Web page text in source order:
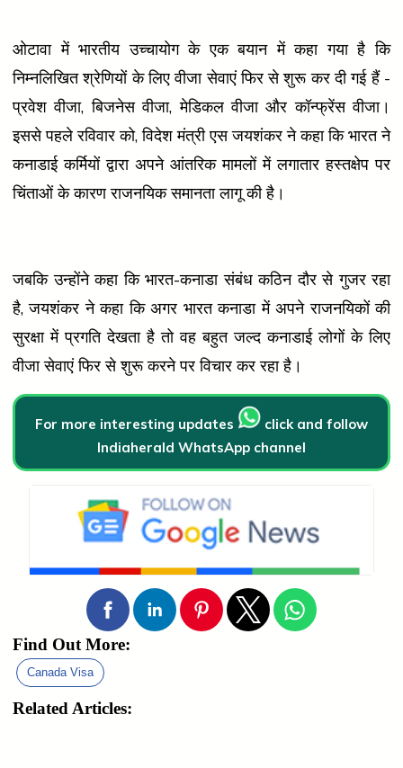
ओटावा में भारतीय उच्चायोग के एक बयान में कहा गया है कि
निम्नलिखित श्रेणियों के लिए वीजा सेवाएं फिर से शुरू कर दी गई हैं -
प्रवेश वीजा, बिजनेस वीजा, मेडिकल वीजा और कॉन्फ्रेंस वीजा।
इससे पहले रविवार को, विदेश मंत्री एस जयशंकर ने कहा कि भारत ने
कनाडाई कर्मियों द्वारा अपने आंतरिक मामलों में लगातार हस्तक्षेप पर
चिंताओं के कारण राजनयिक समानता लागू की है।
जबकि उन्होंने कहा कि भारत-कनाडा संबंध कठिन दौर से गुजर रहा
है, जयशंकर ने कहा कि अगर भारत कनाडा में अपने राजनयिकों की
सुरक्षा में प्रगति देखता है तो वह बहुत जल्द कनाडाई लोगों के लिए
वीजा सेवाएं फिर से शुरू करने पर विचार कर रहा है।
For more interesting updates
click and follow
Indiaherald WhatsApp channel
Find Out More:
Canada Visa
Related Articles: